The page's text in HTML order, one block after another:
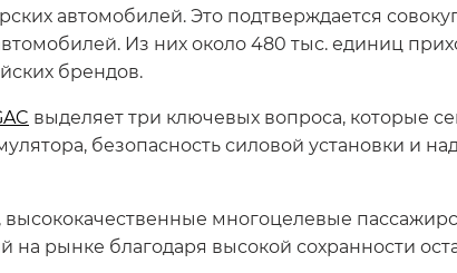
автомобилей. Это подтверждается
Из них около 480 тыс. единиц
брендов.
выделяет три ключевых вопроса, которые
безопасность силовой установки и
многоцелевые
рынке благодаря высокой сохранности